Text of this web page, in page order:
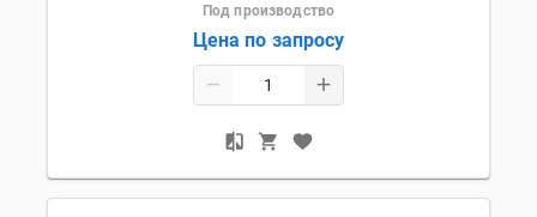
Под производство
Цена по запросу